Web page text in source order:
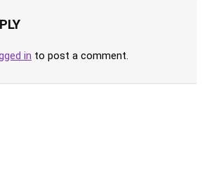
in to post a comment.